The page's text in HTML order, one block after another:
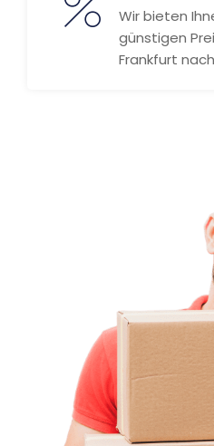
Wir bieten
günstigen
Frankfurt